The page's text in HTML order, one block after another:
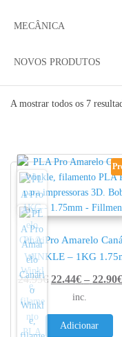
MECÂNICA
NOVOS PRODUTOS
A mostrar todos os 7
PLA Pro Amarelo
WINKLE – 1KG
24.95€ 22.44€ – 22.90€
inc.
Adicionar